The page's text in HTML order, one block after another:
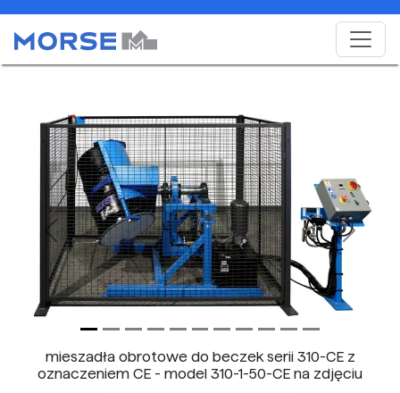
mieszadła obrotowe do beczek serii 310-CE z
oznaczeniem CE - model 310-1-50-CE na zdjęciu
Previous Next